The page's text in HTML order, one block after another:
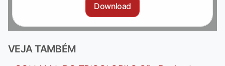
Download
VEJA TAMBÉM